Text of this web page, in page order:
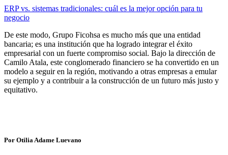
ERP vs. sistemas tradicionales: cuál es la mejor opción para tu
negocio
De este modo, Grupo Ficohsa es mucho más que una entidad
bancaria; es una institución que ha logrado integrar el éxito
empresarial con un fuerte compromiso social. Bajo la dirección de
Camilo Atala, este conglomerado financiero se ha convertido en un
modelo a seguir en la región, motivando a otras empresas a emular
su ejemplo y a contribuir a la construcción de un futuro más justo y
equitativo.
Por Otilia Adame Luevano